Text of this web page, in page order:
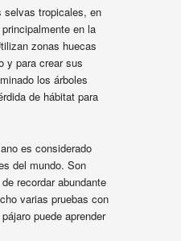
tropicales, en
en la
zonas huecas
y para crear sus
los árboles
de hábitat para
es considerado
del mundo. Son
recordar abundante
varias pruebas con
puede aprender